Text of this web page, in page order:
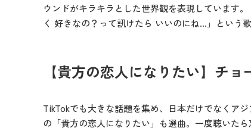
ウンドがキラキラとした世界観を表現しています
く 好きなの？って訊けたら いいのにね…」という
【貴方の恋人になりたい】チョ
TikTokでも大きな話題を集め、日本だけでなくア
の「貴方の恋人になりたい」も選曲。一度聴いた